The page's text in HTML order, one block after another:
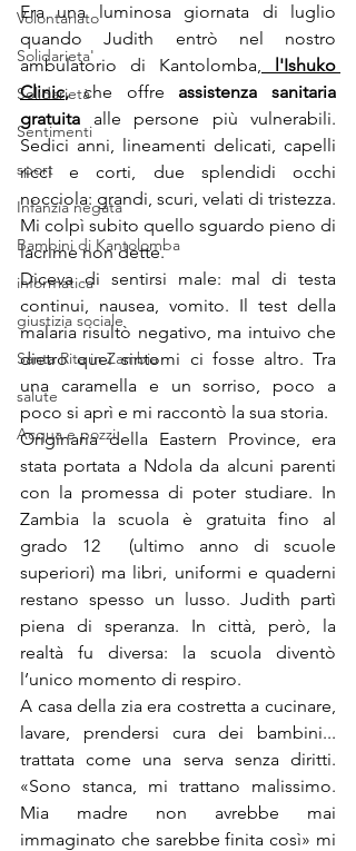
Volontariato
Solidarieta'
Solidarietà
Sentimenti
sport
Infanzia negata
Bambini di Kantolomba
informatica
giustizia sociale
Santa Rita in Zambia
salute
Acqua e pozzi
Era una luminosa giornata di luglio
quando Judith entrò nel nostro
ambulatorio di Kantolomba,
l'Ishuko
Clinic, che offre assistenza sanitaria
gratuita alle persone più vulnerabili.
Sedici anni, lineamenti delicati, capelli
ricci e corti, due splendidi occhi
nocciola: grandi, scuri, velati di tristezza.
Mi colpì subito quello sguardo pieno di
lacrime non dette.
Diceva di sentirsi male: mal di testa
continui, nausea, vomito. Il test della
malaria risultò negativo, ma intuivo che
dietro quei sintomi ci fosse altro. Tra
una caramella e un sorriso, poco a
poco si aprì e mi raccontò la sua storia.
Originaria della Eastern Province, era
stata portata a Ndola da alcuni parenti
con la promessa di poter studiare. In
Zambia la scuola è gratuita fino al
grado 12  (ultimo anno di scuole
superiori) ma libri, uniformi e quaderni
restano spesso un lusso. Judith partì
piena di speranza. In città, però, la
realtà fu diversa: la scuola diventò
l’unico momento di respiro.
A casa della zia era costretta a cucinare,
lavare, prendersi cura dei bambini...
trattata come una serva senza diritti.
«Sono stanca, mi trattano malissimo.
Mia madre non avrebbe mai
immaginato che sarebbe finita così» mi